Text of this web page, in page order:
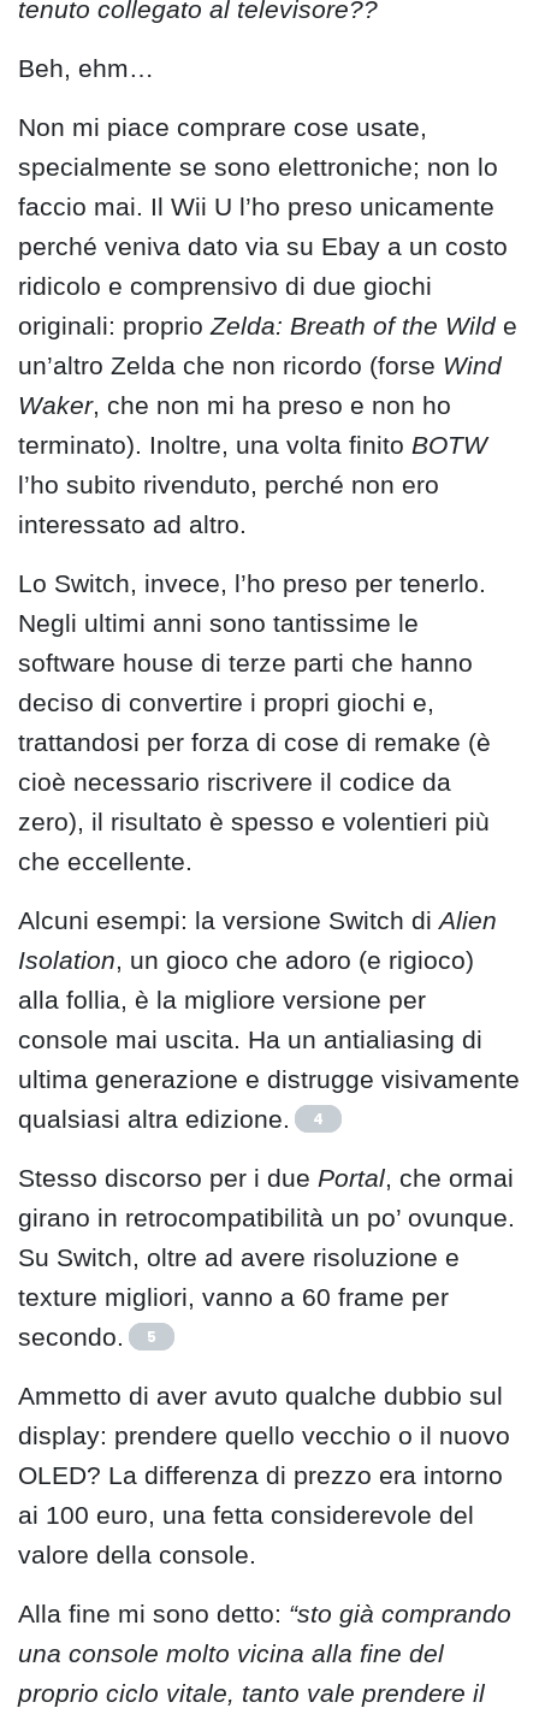
tenuto collegato al televisore??
Beh, ehm…
Non mi piace comprare cose usate,
specialmente se sono elettroniche; non lo
faccio mai. Il Wii U l’ho preso unicamente
perché veniva dato via su Ebay a un costo
ridicolo e comprensivo di due giochi
originali: proprio Zelda: Breath of the Wilde
un’altro Zelda che non ricordo (forse Wind
Waker, che non mi ha preso e non ho
terminato). Inoltre, una volta finito BOTW
l’ho subito rivenduto, perché non ero
interessato ad altro.
Lo Switch, invece, l’ho preso per tenerlo.
Negli ultimi anni sono tantissime le
software house di terze parti che hanno
deciso di convertire i propri giochi e,
trattandosi per forza di cose di remake (è
cioè necessario riscrivere il codice da
zero), il risultato è spesso e volentieri più
che eccellente.
Alcuni esempi: la versione Switch diAlien
Isolation, un gioco che adoro (e rigioco)
alla follia, è la migliore versione per
console mai uscita. Ha un antialiasing di
ultima generazione e distrugge visivamente
qualsiasi altra edizione.
4
Stesso discorso per i due Portal, che ormai
girano in retrocompatibilità un po’ ovunque.
Su Switch, oltre ad avere risoluzione e
texture migliori, vanno a 60 frame per
secondo.
5
Ammetto di aver avuto qualche dubbio sul
display: prendere quello vecchio o il nuovo
OLED? La differenza di prezzo era intorno
ai 100 euro, una fetta considerevole del
valore della console.
Alla fine mi sono detto: “sto già comprando
una console molto vicina alla fine del
proprio ciclo vitale, tanto vale prendere il